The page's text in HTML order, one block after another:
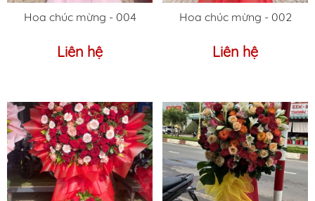
Hoa chúc mừng - 004
Liên hệ
Hoa chúc mừng - 002
Liên hệ